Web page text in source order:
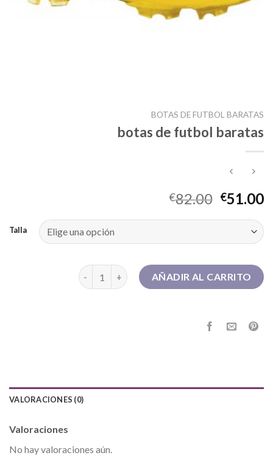
BOTAS DE FUTBOL BARATAS
botas de futbol baratas
€82.00 €51.00
Talla
botas de futbol baratas cantidad
AÑADIR AL CARRITO
VALORACIONES (0)
Valoraciones
No hay valoraciones aún.